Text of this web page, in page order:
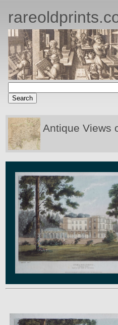
Antique Views